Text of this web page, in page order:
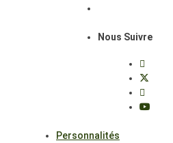
Nous Suivre
Personnalités